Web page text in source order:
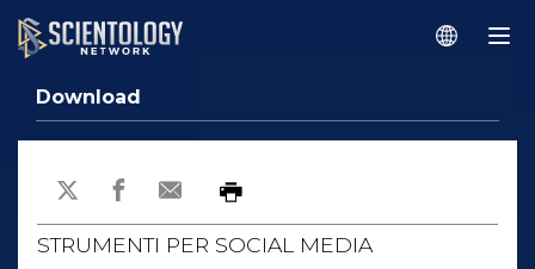
Download
STRUMENTI PER SOCIAL MEDIA